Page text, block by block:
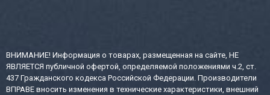
ВНИМАНИЕ! Информация о товарах, размещенная на сайте, НЕ
ЯВЛЯЕТСЯ публичной офертой, определяемой положениями ч.2, ст.
437 Гражданского кодекса Российской Федерации. Производители
ВПРАВЕ вносить изменения в технические характеристики, внешний